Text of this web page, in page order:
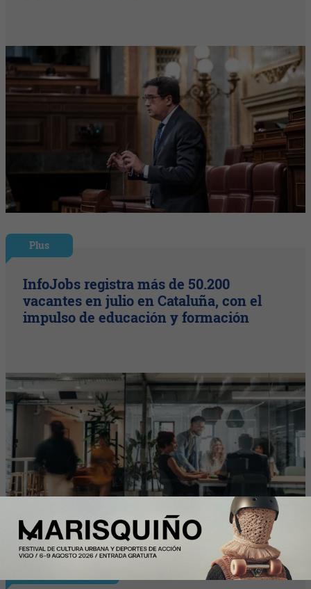
Plus
InfoJobs registra más de 50.200
vacantes en julio en Cataluña, con el
impulso de educación y formación